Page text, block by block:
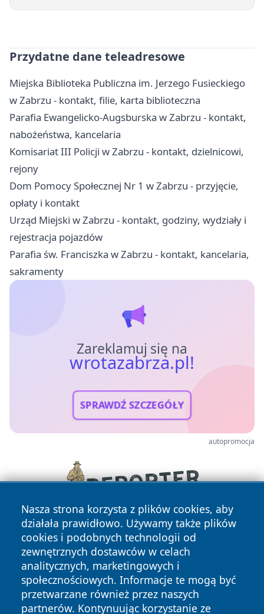
Przydatne dane teleadresowe
Miejska Biblioteka Publiczna im. Jerzego Fusieckiego
w Zabrzu - kontakt, filie, karta biblioteczna
Parafia Ewangelicko-Augsburska w Zabrzu - kontakt,
nabożeństwa, kancelaria
Komisariat III Policji w Zabrzu - kontakt, dzielnicowi,
rejony
Dom Pomocy Społecznej Nr 1 w Zabrzu - przyjęcie,
opłaty i kontakt
Urząd Miejski w Zabrzu - kontakt, godziny, wydziały i
rejestracja pojazdów
Parafia św. Franciszka w Zabrzu - kontakt, kancelaria,
sakramenty
Zareklamuj się na
wrotazabrza.pl!
SPRAWDŹ SZCZEGÓŁY
autopromocja
Nasza strona korzysta z plików cookies, aby
działała prawidłowo. Używamy także plików
cookies i podobnych technologii od
zewnętrznych dostawców w celach
analitycznych, marketingowych i
społecznościowych. Informacje te mogą być
przetwarzane również przez naszych
partnerów. Kontynuując korzystanie ze
Copyright © 2026 wrotazabrza.pl Wszystkie prawa